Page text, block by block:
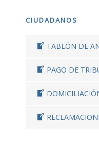
CIUDADANOS
TABLÓN DE
PAGO DE